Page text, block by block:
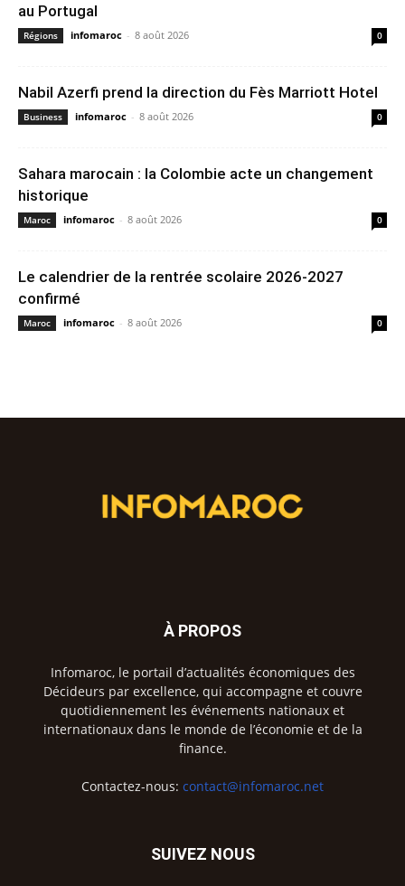
au Portugal
Régions infomaroc - 8 août 2026 0
Nabil Azerfi prend la direction du Fès Marriott Hotel
Business infomaroc - 8 août 2026 0
Sahara marocain : la Colombie acte un changement
historique
Maroc infomaroc - 8 août 2026 0
Le calendrier de la rentrée scolaire 2026-2027
confirmé
Maroc infomaroc - 8 août 2026 0
À PROPOS
Infomaroc, le portail d’actualités économiques des
Décideurs par excellence, qui accompagne et couvre
quotidiennement les événements nationaux et
internationaux dans le monde de l’économie et de la
finance.
Contactez-nous: contact@infomaroc.net
SUIVEZ NOUS